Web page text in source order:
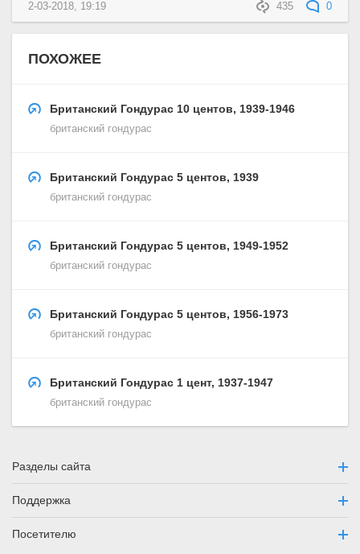
435 0
2-03-2018, 19:19
ПОХОЖЕЕ
Британский Гондурас 10 центов, 1939-1946
британский гондурас
Британский Гондурас 5 центов, 1939
британский гондурас
Британский Гондурас 5 центов, 1949-1952
британский гондурас
Британский Гондурас 5 центов, 1956-1973
британский гондурас
Британский Гондурас 1 цент, 1937-1947
британский гондурас
Разделы сайта
Поддержка
Посетителю